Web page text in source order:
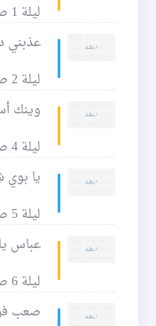
ليلة 1 صفر 1439 للهجرة
عذبني
ليلة 2 صفر 1439 للهجرة
وينك
ليلة 4 صفر 1439 للهجرة
يا بوي
ليلة 5 صفر 1439 للهجرة
عباس
ليلة 6 صفر 1439 للهجرة
صعب